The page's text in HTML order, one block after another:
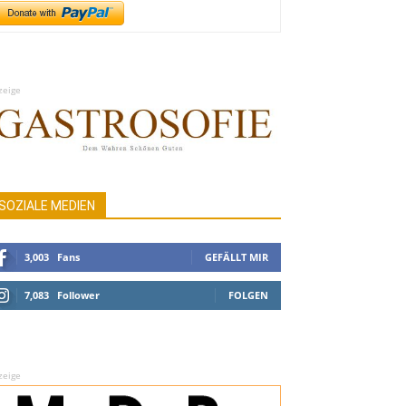
MEDIEN
3,003 Fans GEFÄLLT MIR
7,083 Follower FOLGEN